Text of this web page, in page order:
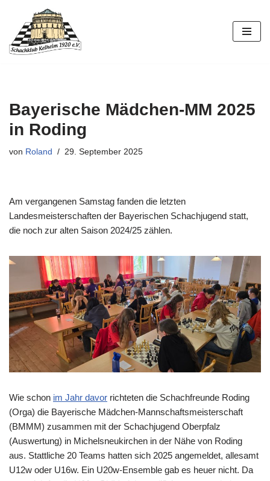
Zum
Inhalt
Bayerische Mädchen-MM 2025
in Roding
von Roland 29. September 2025
Am vergangenen Samstag fanden die letzten
Landesmeisterschaften der Bayerischen Schachjugend statt,
die noch zur alten Saison 2024/25 zählen.
Wie schon im Jahr davor richteten die Schachfreunde Roding
(Orga) die Bayerische Mädchen-Mannschaftsmeisterschaft
(BMMM) zusammen mit der Schachjugend Oberpfalz
(Auswertung) in Michelsneukirchen in der Nähe von Roding
aus. Stattliche 20 Teams hatten sich 2025 angemeldet, allesamt
U12w oder U16w. Ein U20w-Ensemble gab es heuer nicht. Da